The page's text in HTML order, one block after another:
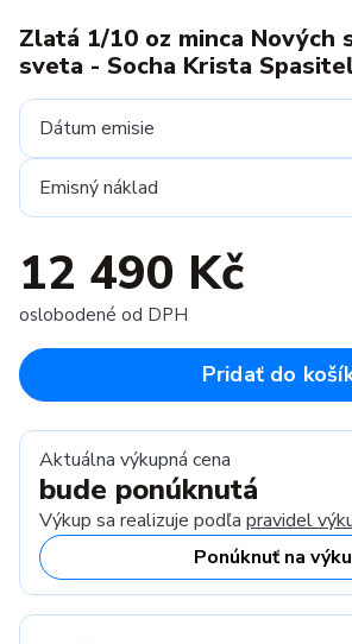
Zlatá 1/10 oz minca Nových
sveta - Socha Krista
Dátum emisie
Emisný náklad
12 490 Kč
oslobodené od DPH
Pridať do
Aktuálna výkupná cena
bude ponúknutá
Výkup sa realizuje podľa pravidel
Ponúknuť na